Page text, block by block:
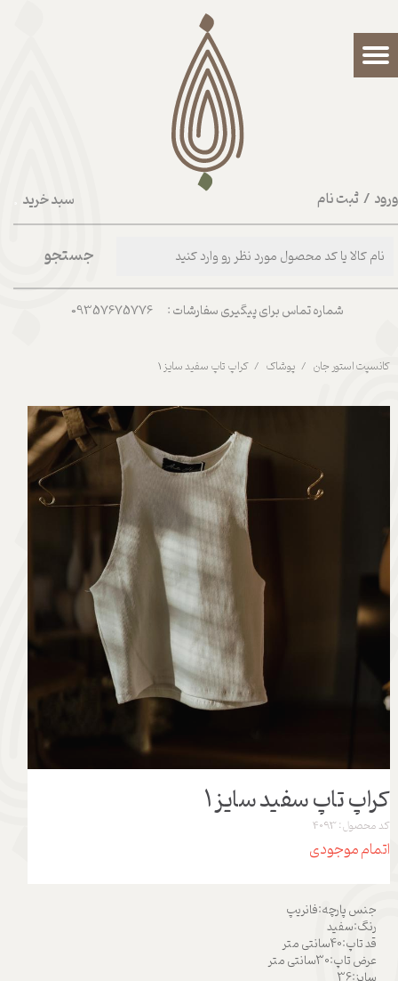
سبد خرید / ثبت نام
حساب کاربری من
تغییر گذر واژه
شماره تماس برای پیگیری سفارشات : 09357675776
جستجو
کانسپت استور جان پوشاک کراپ تاپ سفید سایز 1
کراپ تاپ سفید سایز 1
کد محصول: 4093
اتمام موجودی
جنس پارچه:فانریپ
رنگ:سفید
قد تاپ:40سانتی متر
عرض تاپ:30سانتی متر
سایز:36